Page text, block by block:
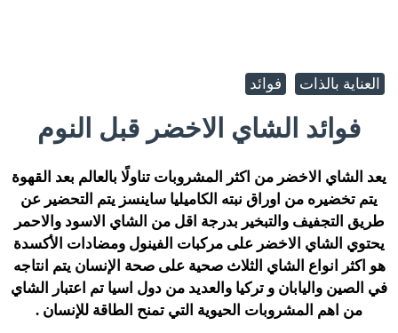
العناية بالذات فوائد
فوائد الشاي الاخضر قبل النوم
يعد الشاي الاخضر من اكثر المشروبات تناولًا بالعالم بعد القهوة
يتم تخضيره من اوراق نبته الكاميليا ساينسز يتم التحضير عن
طريق التجفيف والتبخير بدرجة اقل من الشاي الاسود والاحمر
يحتوي الشاي الاخضر على مركبات الفينول ومضادات الأكسدة
هو اكثر انواع الشاي الثلاث صحية على صحة الإنسان يتم انتاجه
في الصين واليابان و تركيا والعديد من دول اسيا تم اعتبار الشاي
من اهم المشروبات الحيوية التي تمنح الطاقة للإنسان .